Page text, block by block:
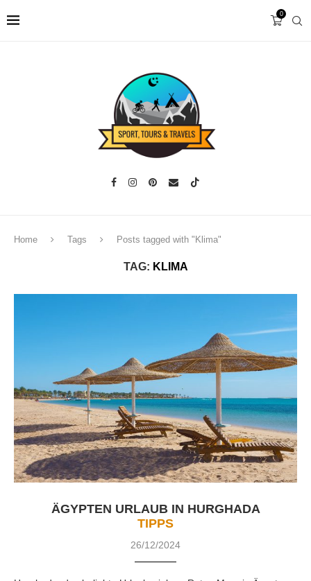
0
Home Tags Posts tagged with "Klima"
TAG: KLIMA
ÄGYPTEN URLAUB IN HURGHADA
TIPPS
26/12/2024